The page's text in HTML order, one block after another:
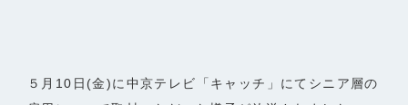
５月10日(金)に中京テレビ「キャッチ」にてシニア層の